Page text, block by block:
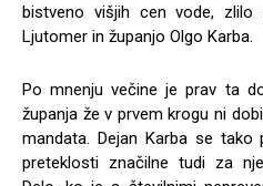
bistveno višjih cen vode, zlilo
Ljutomer in županjo Olgo Karba.
Po mnenju večine je prav ta
županja že v prvem krogu ni
mandata. Dejan Karba se
preteklosti značilne tudi za